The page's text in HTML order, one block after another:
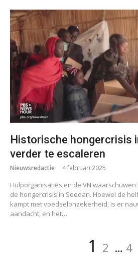
Historische hongercrisis
verder te escaleren
Nieuwsredactie 4 februari 2025
Hulporganisaties en de VN
de hongercrisis in Soedan. Hoewel de
kampt met voedselonzekerheid, is er
aandacht, en het…
Pagina
1 Pagina
2 … 4